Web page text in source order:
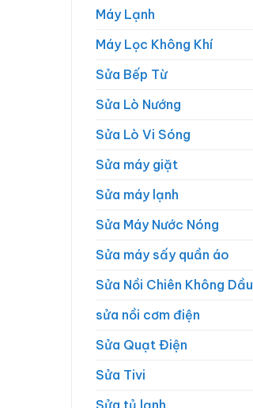
Máy Lạnh
Máy Lọc Không Khí
Sửa Bếp Từ
Sửa Lò Nướng
Sửa Lò Vi Sóng
Sửa máy giặt
Sửa máy lạnh
Sửa Máy Nước Nóng
Sửa máy sấy quần áo
Sửa Nồi Chiên Không Dầu
sửa nồi cơm điện
Sửa Quạt Điện
Sửa Tivi